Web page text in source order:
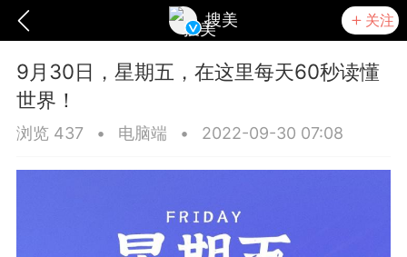
搜美 关注
9月30日，星期五，在这里每天60秒读懂
世界！
浏览 437 • 电脑端 • 2022-09-30 07:08